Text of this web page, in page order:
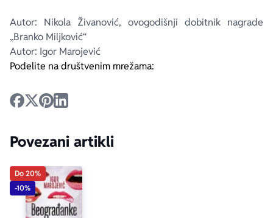
Autor: Nikola Živanović, ovogodišnji dobitnik nagrade
„Branko Miljković“
Autor: Igor Marojević
Podelite na društvenim mrežama:
Povezani artikli
Do 20%
-10%